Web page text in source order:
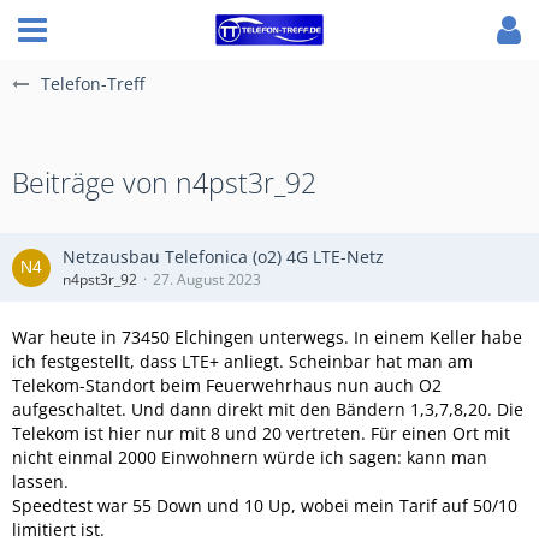
Telefon-Treff
Beiträge von n4pst3r_92
Netzausbau Telefonica (o2) 4G LTE-Netz
n4pst3r_92 27. August 2023
War heute in 73450 Elchingen unterwegs. In einem Keller habe
ich festgestellt, dass LTE+ anliegt. Scheinbar hat man am
Telekom-Standort beim Feuerwehrhaus nun auch O2
aufgeschaltet. Und dann direkt mit den Bändern 1,3,7,8,20. Die
Telekom ist hier nur mit 8 und 20 vertreten. Für einen Ort mit
nicht einmal 2000 Einwohnern würde ich sagen: kann man
lassen.
Speedtest war 55 Down und 10 Up, wobei mein Tarif auf 50/10
limitiert ist.